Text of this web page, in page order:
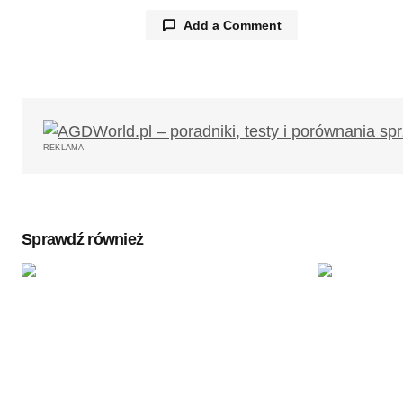
Add a Comment
REKLAMA
Sprawdź również